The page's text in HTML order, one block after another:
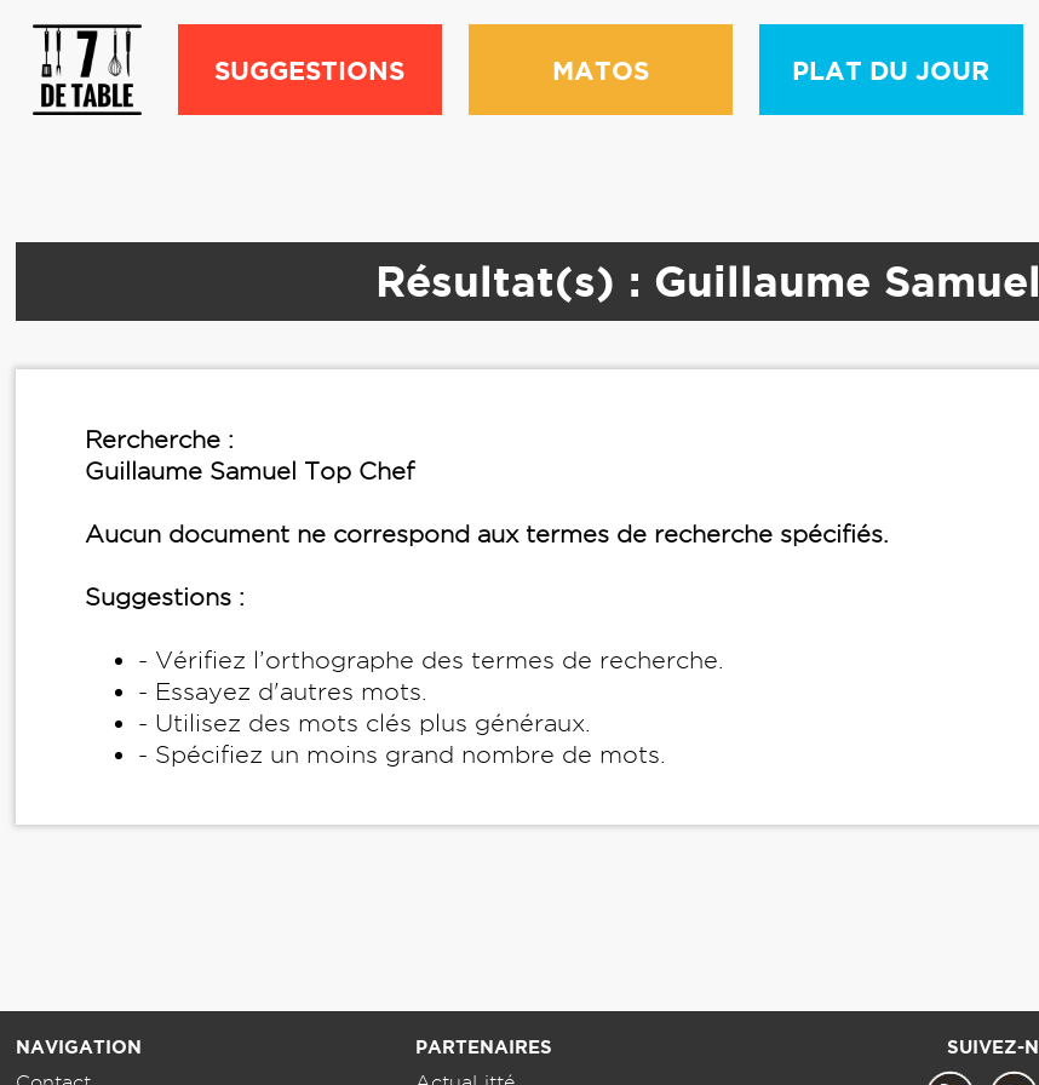
SUGGESTIONS MATOS PLAT DU JOUR
Résultat(s) : Guillaume
Rercherche :
Guillaume Samuel Top Chef
Aucun document ne correspond aux termes de recherche spécifiés.
Suggestions :
- Vérifiez l’orthographe des termes de recherche.
- Essayez d'autres mots.
- Utilisez des mots clés plus généraux.
- Spécifiez un moins grand nombre de mots.
NAVIGATION
PARTENAIRES
SUIVEZ-